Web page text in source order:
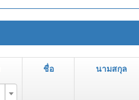
ชื่อ นามสกุล